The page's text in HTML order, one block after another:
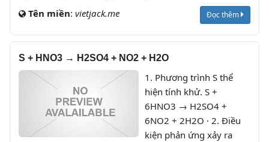
Tên miền: vietjack.me Đọc thêm
S + HNO3 → H2SO4 + NO2 + H2O
1. Phương trình S thể
hiện tính khử. S +
6HNO3 → H2SO4 +
6NO2 + 2H2O · 2. Điều
kiện phản ứng xảy ra